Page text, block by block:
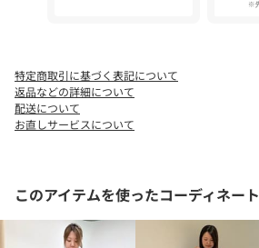
特定商取引に基づく表記について
返品などの詳細について
配送について
お直しサービスについて
このアイテムを使ったコーディネート